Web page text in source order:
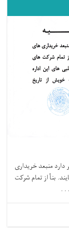
منبعد خریداری
بنأ از تمام شرکت
. .